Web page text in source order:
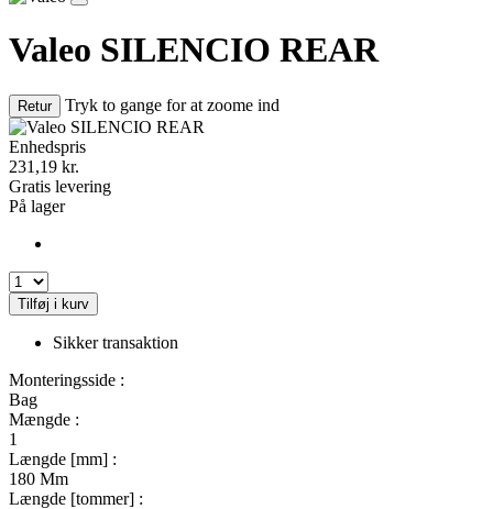
Valeo SILENCIO REAR
Retur Tryk to gange for at zoome ind
Enhedspris
231,19 kr.
Gratis levering
På lager
Tilføj i kurv
Sikker transaktion
Monteringsside :
Bag
Mængde :
1
Længde [mm] :
180 Mm
Længde [tommer] :